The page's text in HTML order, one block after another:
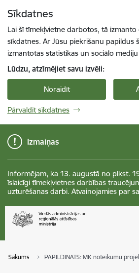
Sīkdatnes
Lai šī tīmekļvietne darbotos, tā
sīkdatnes. Ar Jūsu piekrišanu papildus
izmantotas statistikas un sociālo
Lūdzu, atzīmējiet savu izvēli:
Noraidīt
Pārvaldīt sīkdatnes
Izmaiņas
Informējam, ka 13. augustā no plkst.
īslaicīgi tīmekļvietnes darbības
uzturēšanas darbi. Atvainojamies par
Sākums PAPILDINĀTS: MK noteikumu